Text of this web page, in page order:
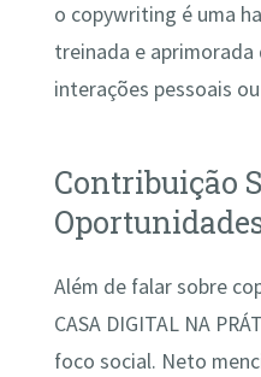
o copywriting é uma
treinada e aprimorada
interações pessoais
Contribuição
Além de falar sobre
CASA DIGITAL NA
foco social. Neto